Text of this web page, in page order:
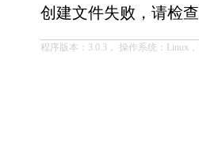
创建文件失败，请检查
程序版本：3.0.3， 操作系统：Linux